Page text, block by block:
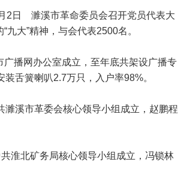
日 濉溪市革命委员会召开党员代表大
九大”精神，与会代表2500名。
网办公室成立，至年底共架设广播专
装舌簧喇叭2.7万只，入户率98%。
市革委会核心领导小组成立，赵鹏程
北矿务局核心领导小组成立，冯锁林